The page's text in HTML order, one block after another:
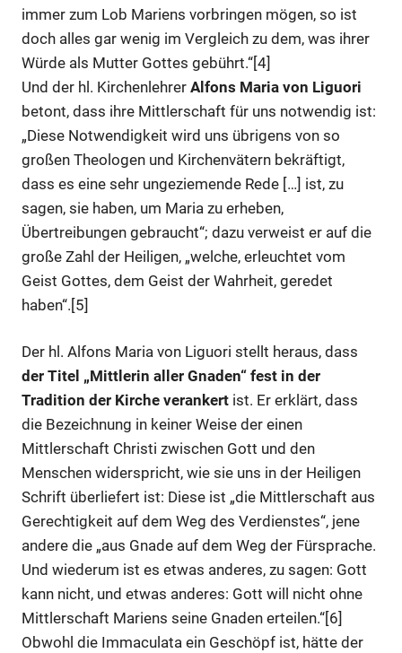
immer zum Lob Mariens vorbringen mögen, so ist
doch alles gar wenig im Vergleich zu dem, was ihrer
Würde als Mutter Gottes gebührt.“[4]
Und der hl. Kirchenlehrer Alfons Maria von Liguori
betont, dass ihre Mittlerschaft für uns notwendig ist:
„Diese Notwendigkeit wird uns übrigens von so
großen Theologen und Kirchenvätern bekräftigt,
dass es eine sehr ungeziemende Rede […] ist, zu
sagen, sie haben, um Maria zu erheben,
Übertreibungen gebraucht“; dazu verweist er auf die
große Zahl der Heiligen, „welche, erleuchtet vom
Geist Gottes, dem Geist der Wahrheit, geredet
haben“.[5]
Der hl. Alfons Maria von Liguori stellt heraus, dass
der Titel „Mittlerin aller Gnaden“ fest in der
Tradition der Kirche verankert ist. Er erklärt, dass
die Bezeichnung in keiner Weise der einen
Mittlerschaft Christi zwischen Gott und den
Menschen widerspricht, wie sie uns in der Heiligen
Schrift überliefert ist: Diese ist „die Mittlerschaft aus
Gerechtigkeit auf dem Weg des Verdienstes“, jene
andere die „aus Gnade auf dem Weg der Fürsprache.
Und wiederum ist es etwas anderes, zu sagen: Gott
kann nicht, und etwas anderes: Gott will nicht ohne
Mittlerschaft Mariens seine Gnaden erteilen.“[6]
Obwohl die Immaculata ein Geschöpf ist, hätte der